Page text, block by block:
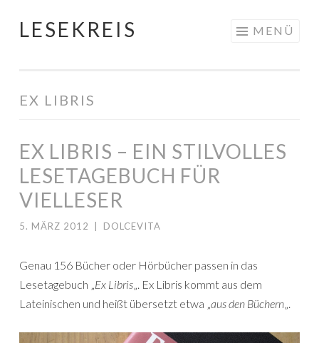
Springe
LESEKREIS MENÜ
EX LIBRIS
EX LIBRIS – EIN STILVOLLES
LESETAGEBUCH FÜR
VIELLESER
5. MÄRZ 2012 DOLCEVITA
Genau 156 Bücher oder Hörbücher passen in das
Lesetagebuch „Ex Libris„. Ex Libris kommt aus dem
Lateinischen und heißt übersetzt etwa „aus den Büchern„.